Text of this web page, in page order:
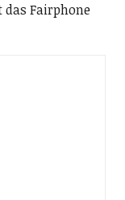
Fairphone